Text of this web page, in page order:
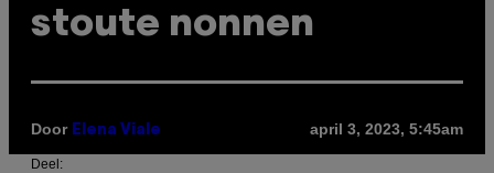
stoute nonnen
Door Elena Viale april 3, 2023, 5:45am
Deel: